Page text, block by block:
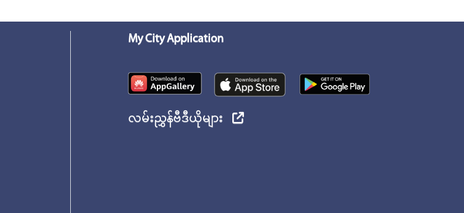
My City Application
လမ်းညွှန်ဗီဒီယိုများ